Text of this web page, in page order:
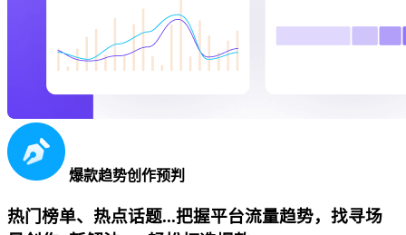
爆款趋势创作预判
热门榜单、热点话题...把握平台流量趋势，找寻场